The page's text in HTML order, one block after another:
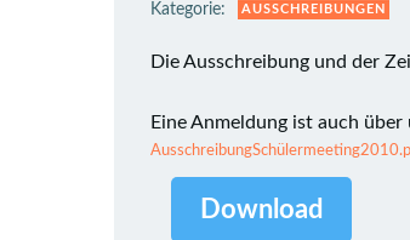
Kategorie: AUSSCHREIBUNGEN
Die Ausschreibung und der
Eine Anmeldung ist auch über
Download